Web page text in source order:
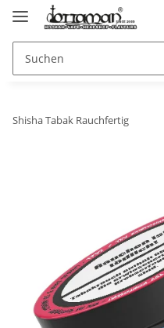
Shisha Tabak Rauchfertig